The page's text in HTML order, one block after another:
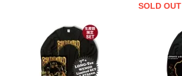
SOLD OUT